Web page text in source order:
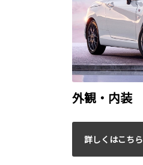
外観・内装
詳しくはこちら